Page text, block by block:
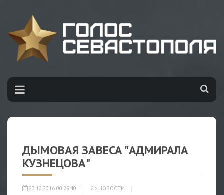
ДЫМОВАЯ ЗАВЕСА "АДМИРАЛА
КУЗНЕЦОВА"
23.10.2016 00:29:40
НОВОСТИ